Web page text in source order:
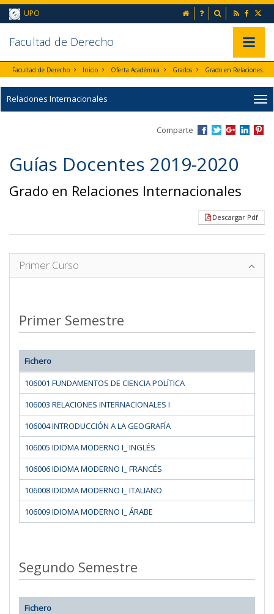
Ir al contenido principal de la página (alt + s)
Ir a la cabecera de la página (alt + c)
Ir al pie de la página (alt + p)
Ir al menú principal (alt + u)
UPO inicio Preguntas
Buscador
Facultad de Derecho
Facultad de Derecho Inicio Oferta Académica Grados Grado en Relaciones Internacionales
Relaciones Internacionales
Comparte
Guías Docentes 2019-2020
Grado en Relaciones Internacionales
Descargar Pdf
Primer Curso
Primer Semestre
Fichero
106001 FUNDAMENTOS DE CIENCIA POLÍTICA
106003 RELACIONES INTERNACIONALES I
106004 INTRODUCCIÓN A LA GEOGRAFÍA
106005 IDIOMA MODERNO I_ INGLÉS
106006 IDIOMA MODERNO I_ FRANCÉS
106008 IDIOMA MODERNO I_ ITALIANO
106009 IDIOMA MODERNO I_ ÁRABE
Segundo Semestre
Fichero